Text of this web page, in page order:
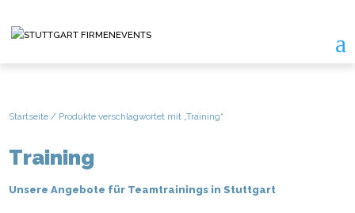
Startseite / Produkte verschlagwortet mit „Training“
Training
Unsere Angebote für Teamtrainings in Stuttgart